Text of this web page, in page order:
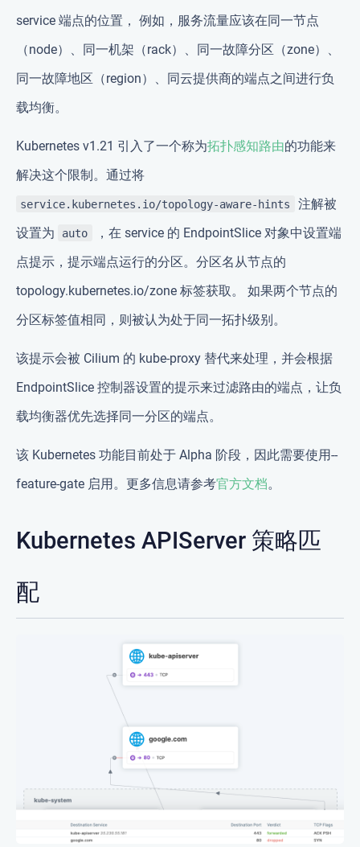
service 端点的位置， 例如，服务流量应该在同一节点
（node）、同一机架（rack）、同一故障分区（zone）、
同一故障地区（region）、同云提供商的端点之间进行负
载均衡。
Kubernetes v1.21 引入了一个称为拓扑感知路由的功能来
解决这个限制。通过将
service.kubernetes.io/topology-aware-hints
注解被
设置为
auto
，在 service 的 EndpointSlice 对象中设置端
点提示，提示端点运行的分区。分区名从节点的
topology.kubernetes.io/zone 标签获取。 如果两个节点的
分区标签值相同，则被认为处于同一拓扑级别。
该提示会被 Cilium 的 kube-proxy 替代来处理，并会根据
EndpointSlice 控制器设置的提示来过滤路由的端点，让负
载均衡器优先选择同一分区的端点。
该 Kubernetes 功能目前处于 Alpha 阶段，因此需要使用--
feature-gate 启用。更多信息请参考官方文档。
Kubernetes APIServer 策略匹
配